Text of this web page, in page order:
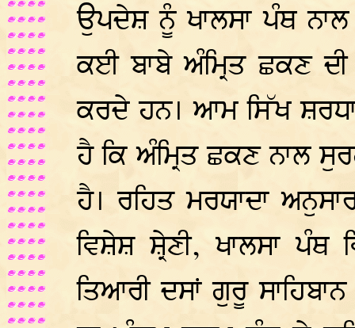
ਉਪਦੇਸ਼ ਨੂੰ ਖਾਲਸਾ ਪੰਥ
ਕਈ ਬਾਬੇ ਅੰਮ੍ਰਿਤ ਛਕਣ
ਕਰਦੇ ਹਨ। ਆਮ ਸਿੱਖ
ਹੈ ਕਿ ਅੰਮ੍ਰਿਤ ਛਕਣ ਨਾਲ
ਹੈ। ਰਹਿਤ ਮਰਯਾਦਾ
ਵਿਸ਼ੇਸ਼ ਸ਼੍ਰੇਣੀ, ਖਾਲਸਾ
ਤਿਆਰੀ ਦਸਾਂ ਗੁਰੂ